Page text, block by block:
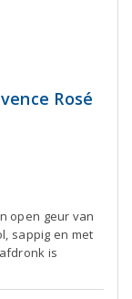
Rosé
open geur van
sappig en met
is